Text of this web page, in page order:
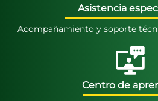
Asistencia
Acompañamiento y soporte
Centro de